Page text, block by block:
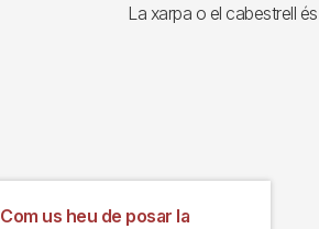
La xarpa o el cabestrell
Com us heu de posar la